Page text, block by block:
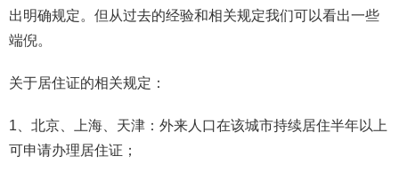
出明确规定。但从过去的经验和相关规定我们可以看出一些
端倪。
关于居住证的相关规定：
1、北京、上海、天津：外来人口在该城市持续居住半年以上
可申请办理居住证；